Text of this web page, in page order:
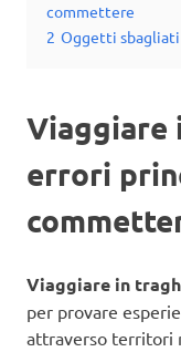
commettere
2 Oggetti sbagliati
Viaggiare
errori
Viaggiare in
per provare
attraverso territori